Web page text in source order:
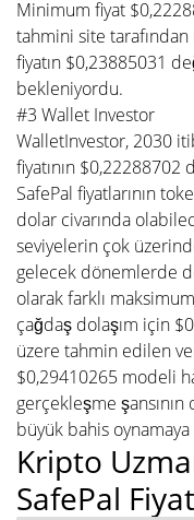
Minimum fiyat
tahmini site
fiyatın $0,23885031
bekleniyordu.
#3 Wallet Investor
WalletInvestor, 2030
fiyatının
SafePal fiyatlarının
dolar civarında
seviyelerin çok
gelecek dönemlerde
olarak farklı
çağdaş dolaşım için
üzere tahmin edilen
$0,29410265 modeli
gerçekleşme şansının
büyük bahis
Kripto
SafePal